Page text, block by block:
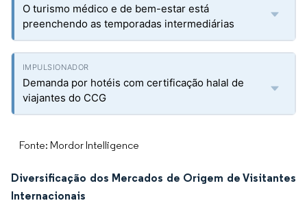
O turismo médico e de bem-estar está
preenchendo as temporadas intermediárias
Demanda por hotéis com certificação halal de
viajantes do CCG
Fonte: Mordor Intelligence
Diversificação dos Mercados de Origem de Visitantes
Internacionais